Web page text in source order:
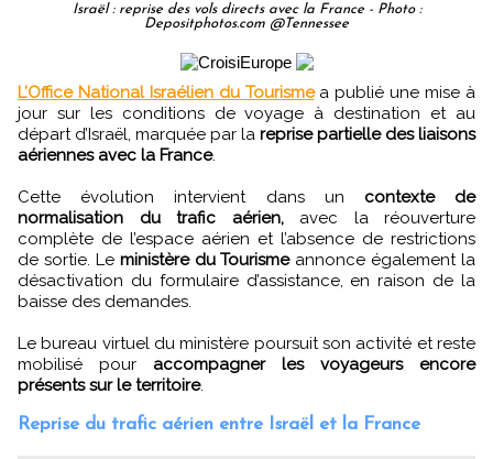
Israël : reprise des vols directs avec la France - Photo :
Depositphotos.com @Tennessee
L’Office National Israélien du Tourismea publié une mise à
jour sur les conditions de voyage à destination et au
départ d’Israël, marquée par la reprise partielle des liaisons
aériennes avec la France.
Cette évolution intervient dans un contexte de
normalisation du trafic aérien,avec la réouverture
complète de l’espace aérien et l’absence de restrictions
de sortie. Le ministère du Tourismeannonce également la
désactivation du formulaire d’assistance, en raison de la
baisse des demandes.
Le bureau virtuel du ministère poursuit son activité et reste
mobilisé pour accompagner les voyageurs encore
présents sur le territoire.
Reprise du trafic aérien entre Israël et la France